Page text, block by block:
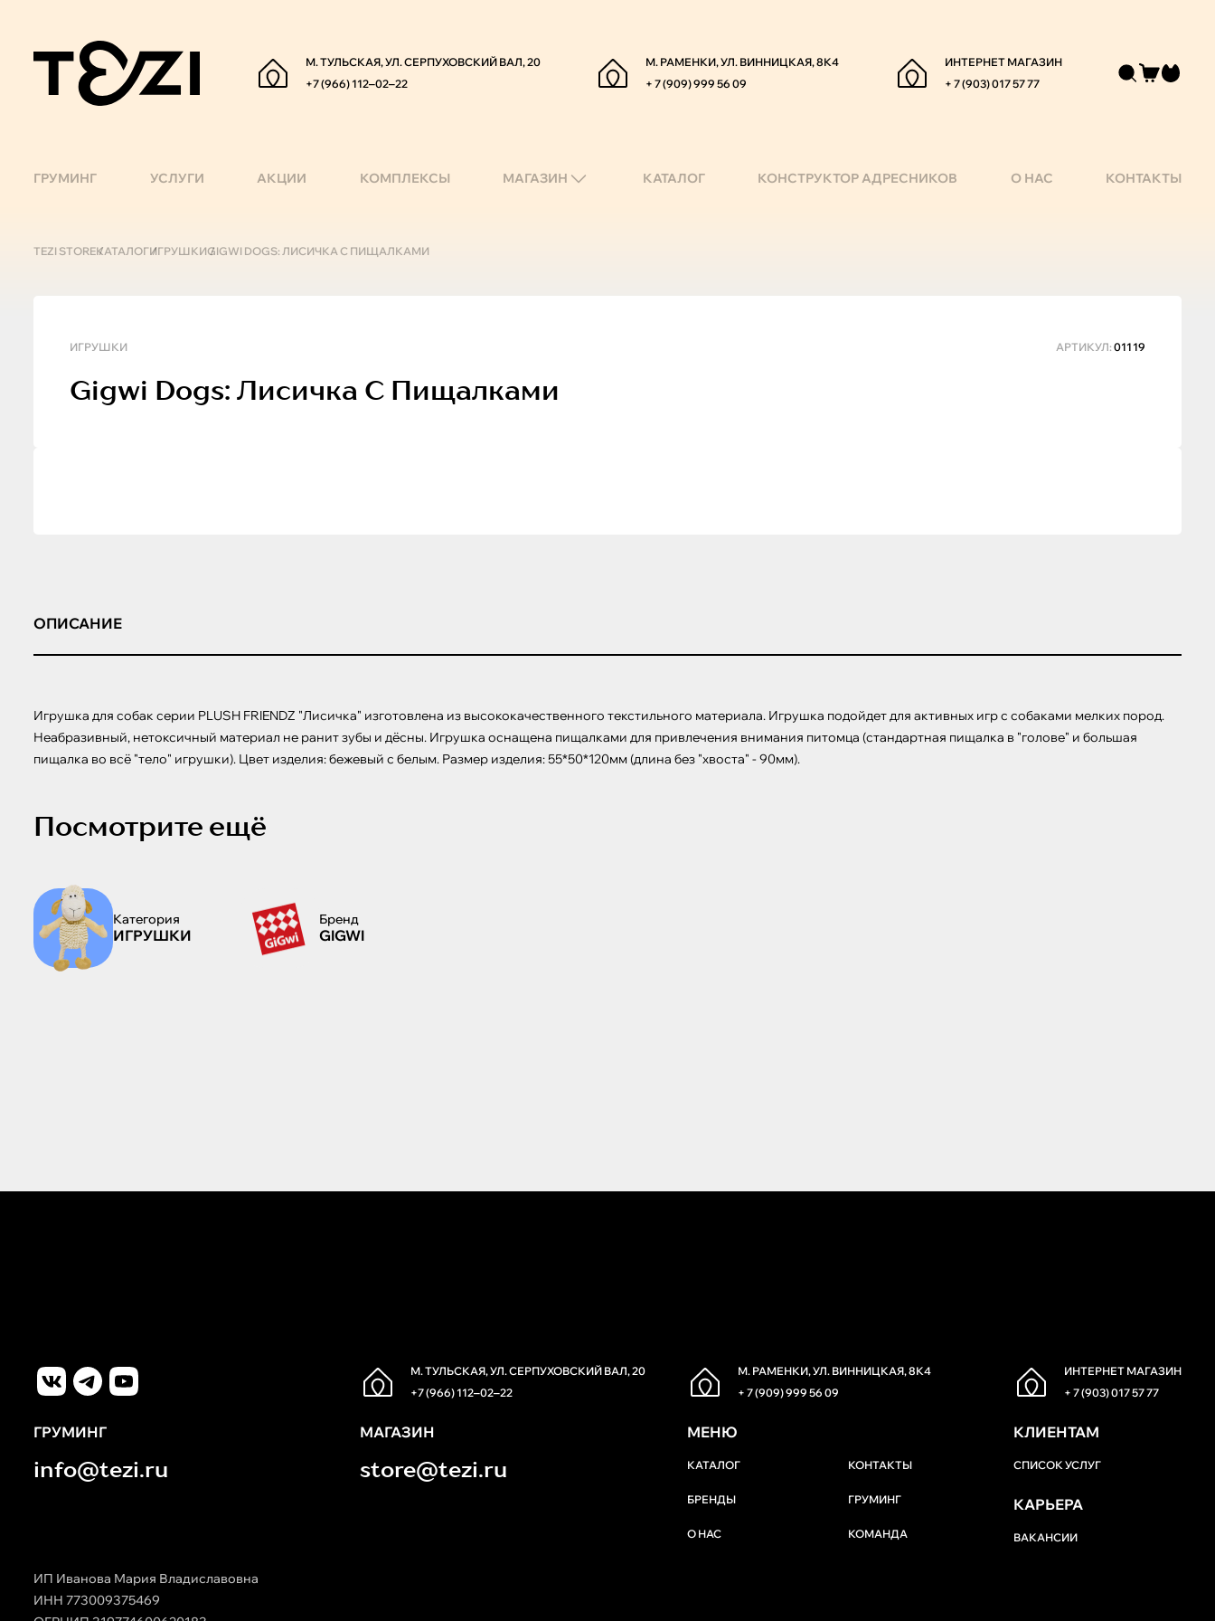
М. ТУЛЬСКАЯ, УЛ. СЕРПУХОВСКИЙ ВАЛ, 20
+7 (966) 112‒02‒22
М. РАМЕНКИ, УЛ. ВИННИЦКАЯ, 8К4
+ 7 (909) 999 56 09
ИНТЕРНЕТ МАГАЗИН
+ 7 (903) 017 57 77
ГРУМИНГ УСЛУГИ АКЦИИ КОМПЛЕКСЫ МАГАЗИН КАТАЛОГ КОНСТРУКТОР АДРЕСНИКОВ О НАС КОНТАКТЫ
TEZI STOREКАТАЛОГИГРУШКИGIGWI DOGS: ЛИСИЧКА С ПИЩАЛКАМИ
ИГРУШКИ АРТИКУЛ: 01119
Gigwi Dogs: Лисичка С Пищалками
ОПИСАНИЕ
Игрушка для собак серии PLUSH FRIENDZ "Лисичка" изготовлена из высококачественного текстильного материала. Игрушка подойдет для активных игр с собаками мелких пород.
Неабразивный, нетоксичный материал не ранит зубы и дёсны. Игрушка оснащена пищалками для привлечения внимания питомца (стандартная пищалка в "голове" и большая
пищалка во всё "тело" игрушки). Цвет изделия: бежевый с белым. Размер изделия: 55*50*120мм (длина без "хвоста" - 90мм).
Посмотрите ещё
Категория
ИГРУШКИ
Бренд
GIGWI
М. ТУЛЬСКАЯ, УЛ. СЕРПУХОВСКИЙ ВАЛ, 20
+7 (966) 112‒02‒22
М. РАМЕНКИ, УЛ. ВИННИЦКАЯ, 8К4
+ 7 (909) 999 56 09
ИНТЕРНЕТ МАГАЗИН
+ 7 (903) 017 57 77
ГРУМИНГ
info@tezi.ru
МАГАЗИН
store@tezi.ru
МЕНЮ
КАТАЛОГ КОНТАКТЫ
БРЕНДЫ ГРУМИНГ
О НАС КОМАНДА
КЛИЕНТАМ
СПИСОК УСЛУГ
КАРЬЕРА
ВАКАНСИИ
ИП Иванова Мария Владиславовна
ИНН 773009375469